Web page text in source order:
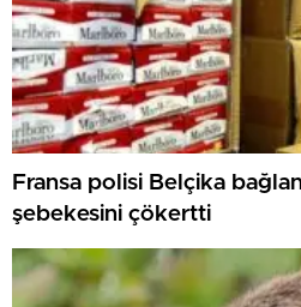
Fransa polisi Belçika
şebekesini çökertti